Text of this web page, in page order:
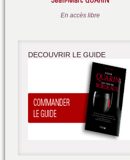
En accès libre
DECOUVRIR LE GUIDE